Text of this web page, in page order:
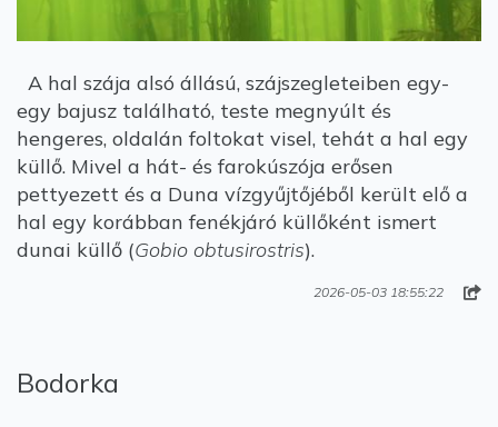
A hal szája alsó állású, szájszegleteiben egy-
egy bajusz található, teste megnyúlt és
hengeres, oldalán foltokat visel, tehát a hal egy
küllő. Mivel a hát- és farokúszója erősen
pettyezett és a Duna vízgyűjtőjéből került elő a
hal egy korábban fenékjáró küllőként ismert
dunai küllő (Gobio obtusirostris).
2026-05-03 18:55:22
Bodorka